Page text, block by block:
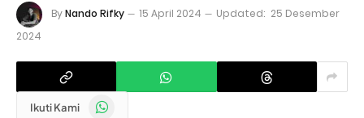
ByNando Rifky 15 April 2024 Updated: 25 Desember
2024
Ikuti Kami WhatsApp